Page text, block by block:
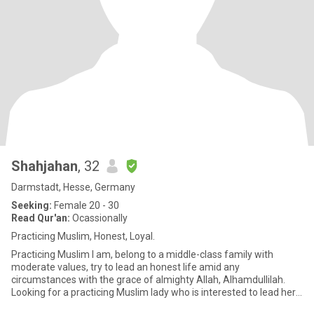
Shahjahan, 32
Darmstadt, Hesse, Germany
Seeking: Female 20 - 30
Read Qur'an: Ocassionally
Practicing Muslim, Honest, Loyal.
Practicing Muslim I am, belong to a middle-class family with
moderate values, try to lead an honest life amid any
circumstances with the grace of almighty Allah, Alhamdullilah.
Looking for a practicing Muslim lady who is interested to lead her